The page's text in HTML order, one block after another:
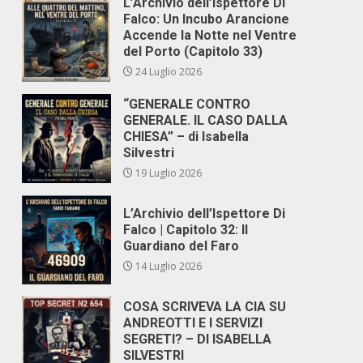
Falco: Un Incubo Arancione
Accende la Notte nel Ventre
del Porto (Capitolo 33)
24 Luglio 2026
“GENERALE CONTRO
GENERALE. IL CASO DALLA
CHIESA” – di Isabella
Silvestri
19 Luglio 2026
L’Archivio dell’Ispettore Di
Falco | Capitolo 32: Il
Guardiano del Faro
14 Luglio 2026
COSA SCRIVEVA LA CIA SU
ANDREOTTI E I SERVIZI
SEGRETI? – DI ISABELLA
SILVESTRI